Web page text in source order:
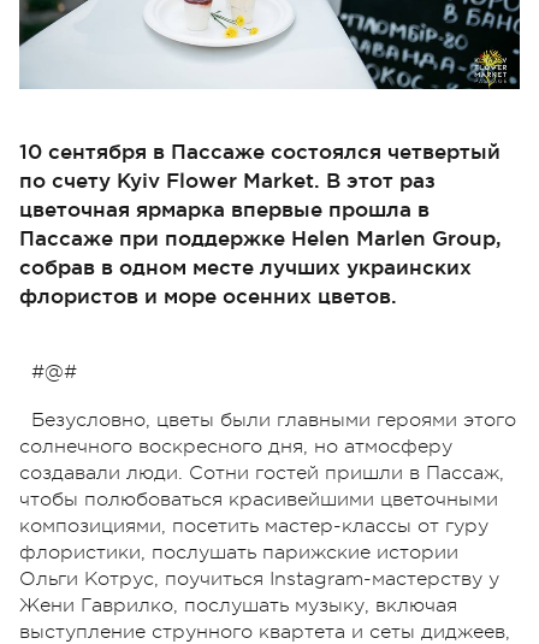
10 сентября в Пассаже состоялся четвертый
по счету Kyiv Flower Market. В этот раз
цветочная ярмарка впервые прошла в
Пассаже при поддержке Helen Marlen Group,
собрав в одном месте лучших украинских
флористов и море осенних цветов.
#@#
Безусловно, цветы были главными героями этого
солнечного воскресного дня, но атмосферу
создавали люди. Сотни гостей пришли в Пассаж,
чтобы полюбоваться красивейшими цветочными
композициями, посетить мастер-классы от гуру
флористики, послушать парижские истории
Ольги Котрус, поучиться Instagram-мастерству у
Жени Гаврилко, послушать музыку, включая
выступление струнного квартета и сеты диджеев,